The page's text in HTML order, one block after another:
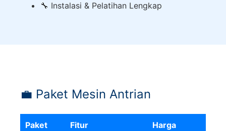
🔧 Instalasi & Pelatihan Lengkap
💼 Paket Mesin Antrian
Paket Fitur Harga